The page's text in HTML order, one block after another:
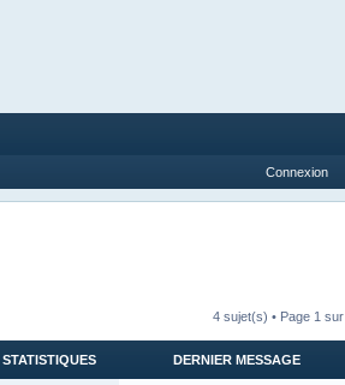
Connexion
4 sujet(s) • Page 1 sur
STATISTIQUES DERNIER MESSAGE